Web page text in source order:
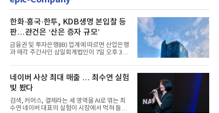
한화·흥국·한투, KDB생명 본입찰 등
판…관건은 ‘산은 증자 규모’
금융권 및 투자은행(IB) 업계에 따르면 산업은행
과 매각 주간사인 삼일회계법인이 7일 오후 3시
네이버 사상 최대 매출 … 최수연 실험
빛 봤다
검색, 커머스, 결제라는 세 영역을 AI로 엮는 최
수연 네이버 대표의 실험이 시장에서 먹혀 들어